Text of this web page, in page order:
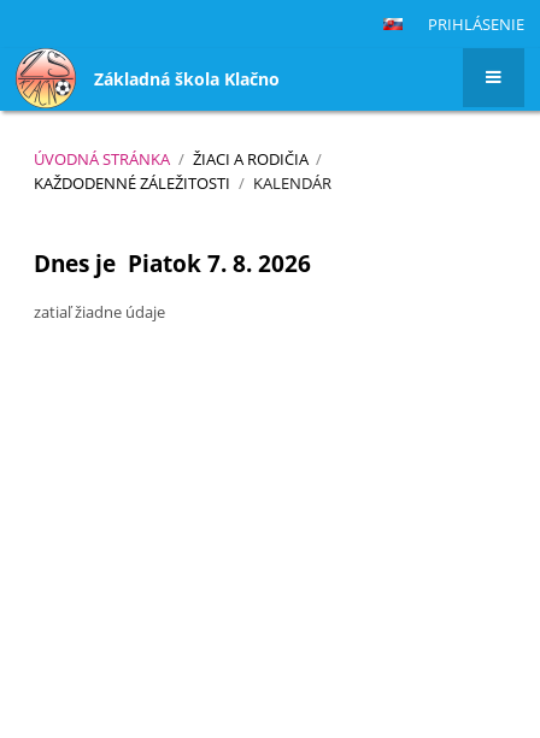
PRIHLÁSENIE
Základná škola Klačno
ÚVODNÁ STRÁNKA / ŽIACI A RODIČIA /
KAŽDODENNÉ ZÁLEŽITOSTI / KALENDÁR
Dnes je Piatok 7. 8. 2026
zatiaľ žiadne údaje